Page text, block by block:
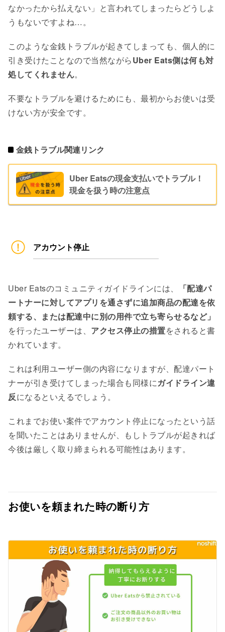
なかったから払えない」と言われてしまったらどうしよ
うもないですよね…。
このような金銭トラブルが起きてしまっても、個人的に
引き受けたことなので当然ながらUber Eats側は何も対
処してくれません。
不要なトラブルを避けるためにも、最初からお使いは受
けない方が安全です。
金銭トラブル関連リンク
Uber Eatsの現金支払いでトラブル！
現金を扱う時の注意点
アカウント停止
Uber Eatsのコミュニティガイドラインには、
「配達パ
ートナーに対してアプリを通さずに追加商品の配達を依
頼する、または配達中に別の用件で立ち寄らせるなど」
を行ったユーザーは、 アクセス停止の措置をされると書
かれています。
これは利用ユーザー側の内容になりますが、配達パート
ナーが引き受けてしまった場合も同様にガイドライン違
反になるといえるでしょう。
これまでお使い案件でアカウント停止になったという話
を聞いたことはありませんが、もしトラブルが起きれば
今後は厳しく取り締まられる可能性はあります。
お使いを頼まれた時の断り方